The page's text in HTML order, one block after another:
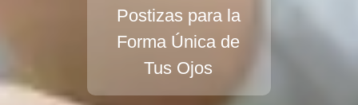
Postizas para la
Forma Única de
Tus Ojos